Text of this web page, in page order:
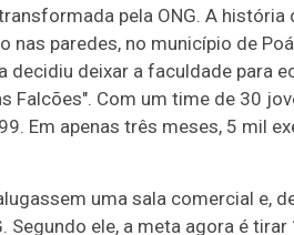
pela ONG. A história
paredes, no município de
decidiu deixar a faculdade para
Falcões". Com um time de 30
Em apenas três meses, 5 mil
uma sala comercial e,
ele, a meta agora é